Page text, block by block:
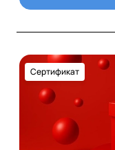
Сертификат